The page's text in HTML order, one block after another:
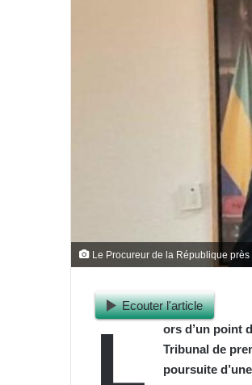
Le Procureur de la République
Ecouter l'article
L
ors d’un point
Tribunal de
poursuite